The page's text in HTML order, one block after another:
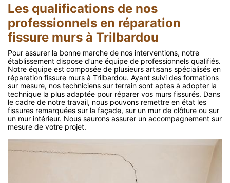
Les qualifications de nos
professionnels en réparation
fissure murs à Trilbardou
Pour assurer la bonne marche de nos interventions, notre
établissement dispose d’une équipe de professionnels qualifiés.
Notre équipe est composée de plusieurs artisans spécialisés en
réparation fissure murs à Trilbardou. Ayant suivi des formations
sur mesure, nos techniciens sur terrain sont aptes à adopter la
technique la plus adaptée pour réparer vos murs fissurés. Dans
le cadre de notre travail, nous pouvons remettre en état les
fissures remarquées sur la façade, sur un mur de clôture ou sur
un mur intérieur. Nous saurons assurer un accompagnement sur
mesure de votre projet.